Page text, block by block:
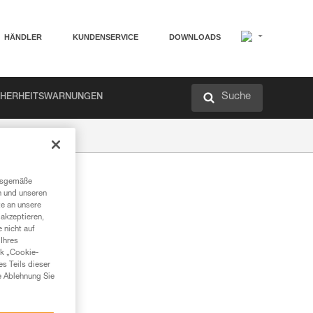
HÄNDLER KUNDENSERVICE DOWNLOADS
Suche
und unseren
an unsere
nicht auf
„Cookie-
Teils dieser
Ablehnung Sie